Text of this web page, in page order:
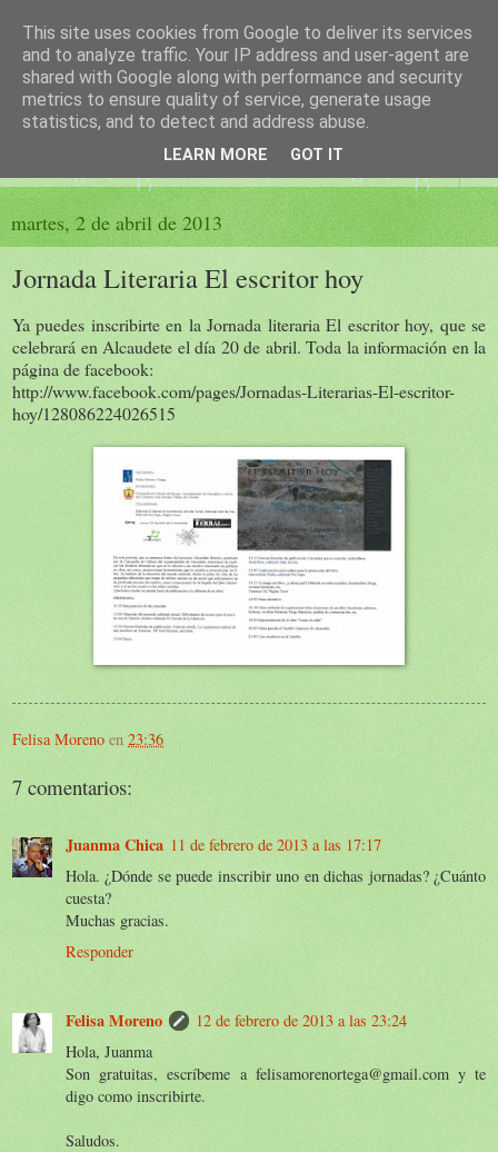
El sueño de las palabras
PÁGINA LITERARIA DE FELISA MORENO
martes, 2 de abril de 2013
Jornada Literaria El escritor hoy
Ya puedes inscribirte en la Jornada literaria El escritor hoy, que se
celebrará en Alcaudete el día 20 de abril. Toda la información en la
página de facebook:
http://www.facebook.com/pages/Jornadas-Literarias-El-escritor-
hoy/128086224026515
Felisa Moreno en 23:36
7 comentarios:
Juanma Chica 11 de febrero de 2013 a las 17:17
Hola. ¿Dónde se puede inscribir uno en dichas jornadas? ¿Cuánto
cuesta?
Muchas gracias.
Responder
Felisa Moreno
12 de febrero de 2013 a las 23:24
Hola, Juanma
Son gratuitas, escríbeme a felisamorenortega@gmail.com y te
digo como inscribirte.
Saludos.
This site uses cookies from Google to deliver its services
and to analyze traffic. Your IP address and user-agent are
shared with Google along with performance and security
metrics to ensure quality of service, generate usage
statistics, and to detect and address abuse.
LEARN MORE GOT IT